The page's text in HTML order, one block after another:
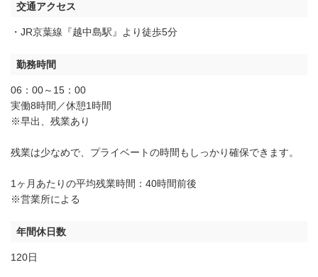
交通アクセス
・JR京葉線『越中島駅』より徒歩5分
勤務時間
06：00～15：00
実働8時間／休憩1時間
※早出、残業あり
残業は少なめで、プライベートの時間もしっかり確保できます。
1ヶ月あたりの平均残業時間：40時間前後
※営業所による
年間休日数
120日